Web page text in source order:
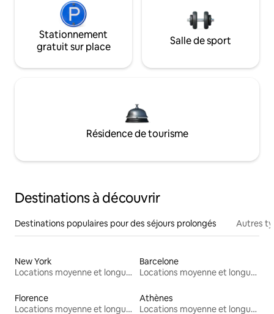
Stationnement
gratuit sur place
Salle de sport
Résidence de tourisme
Destinations à découvrir
Destinations populaires pour des séjours prolongés Autres
New York
Locations moyenne et longue durée
Barcelone
Locations moyenne et longue durée
Florence
Locations moyenne et longue durée
Athènes
Locations moyenne et longue durée